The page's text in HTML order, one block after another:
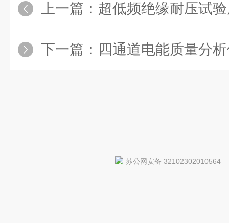
上一篇： 超低频绝缘耐压试
下一篇： 四通道电能质量分
苏公网安备 32102302010564